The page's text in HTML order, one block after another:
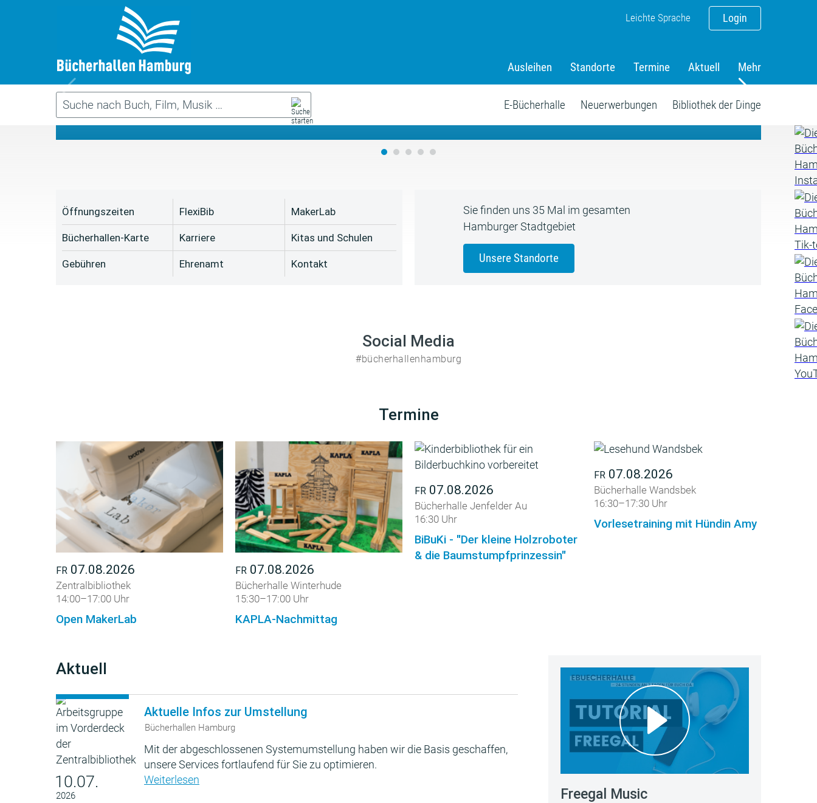
Login
Leichte Sprache
Ausleihen Standorte Termine Aktuell Mehr
E-Bücherhalle Neuerwerbungen Bibliothek der Dinge
Das neue Sommerferienprogramm
Öffnungszeiten
Bücherhallen-Karte
Gebühren
FlexiBib
Karriere
Ehrenamt
MakerLab
Kitas und Schulen
Kontakt
Sie finden uns 35 Mal im gesamten
Hamburger Stadtgebiet
Unsere Standorte
Social Media
#bücherhallenhamburg
Termine
FR 07.08.2026
Zentralbibliothek
14:00–17:00 Uhr
Open MakerLab
FR 07.08.2026
Bücherhalle Winterhude
15:30–17:00 Uhr
KAPLA-Nachmittag
FR 07.08.2026
Bücherhalle Jenfelder Au
16:30 Uhr
BiBuKi - "Der kleine Holzroboter
& die Baumstumpfprinzessin"
FR 07.08.2026
Bücherhalle Wandsbek
16:30–17:30 Uhr
Vorlesetraining mit Hündin Amy
Aktuell
10.07.
2026
Aktuelle Infos zur Umstellung
Bücherhallen Hamburg
Mit der abgeschlossenen Systemumstellung haben wir die Basis geschaffen,
unsere Services fortlaufend für Sie zu optimieren.
Weiterlesen
Freegal Music